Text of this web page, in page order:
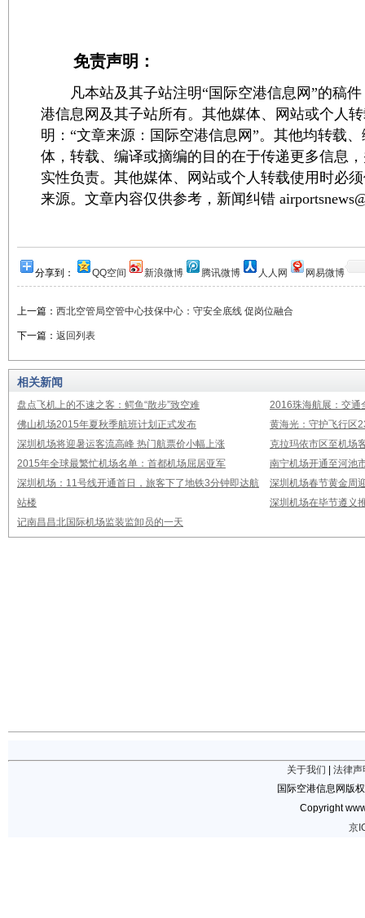
免责声明：
凡本站及其子站注明“国际空港信息网”的稿件
港信息网及其子站所有。其他媒体、网站或个人
明：“文章来源：国际空港信息网”。其他均转载
体，转载、编译或摘编的目的在于传递更多信息
实性负责。其他媒体、网站或个人转载使用时必
来源。文章内容仅供参考，新闻纠错
分享到： QQ空间 新浪微博 腾讯微博 人人网 网易微博
上一篇： 西北空管局空管中心技保中心：守安全底线 促岗位融合
下一篇： 返回列表
相关新闻
盘点飞机上的不速之客：鳄鱼“散步”致空难
2016珠海航展：交通
佛山机场2015年夏秋季航班计划正式发布
黄海光：守护飞行区
深圳机场将迎暑运客流高峰 热门航票价小幅上涨
克拉玛依市区至机场
2015年全球最繁忙机场名单：首都机场屈居亚军
南宁机场开通至河池
深圳机场：11号线开通首日，旅客下了地铁3分钟即达航
站楼
深圳机场春节黄金周
深圳机场在毕节遵义
记南昌昌北国际机场监装监卸员的一天
关于我们
法律声
国际空港信息网版
Copyright
京